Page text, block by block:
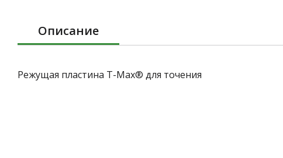
Описание
Режущая пластина T-Max® для точения